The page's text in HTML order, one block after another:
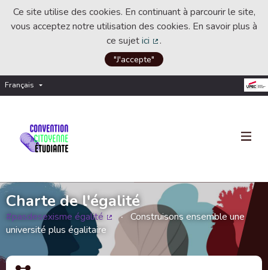
Ce site utilise des cookies. En continuant à parcourir le site,
vous acceptez notre utilisation des cookies. En savoir plus à
ce sujetici
(Lien externe)
.
"J'accepte"
Français Choisir la langue
Charte de l'égalité
#pasdesexisme égalité
(Lien externe)
Construisons ensemble une
université plus égalitaire